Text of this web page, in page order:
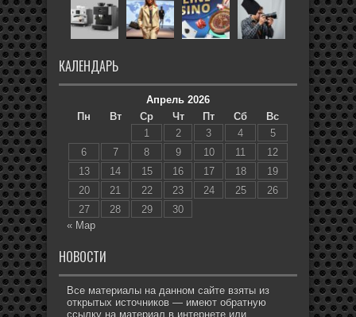
КАЛЕНДАРЬ
Апрель 2026
Пн
Вт Ср Чт Пт Сб
Вс
1
2 3 4
5
6
7 8 9 10 11
12
13
14 15 16 17 18
19
20
21 22 23 24 25
26
27
28 29
30
« Мар
НОВОСТИ
Все материалы на данном сайте взяты из
открытых источников — имеют обратную
ссылку на материал в интернете или